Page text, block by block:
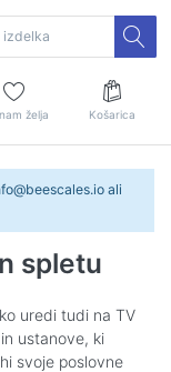
želja Košarica
ali
spletu
uredi tudi na TV
ustanove, ki
svoje poslovne